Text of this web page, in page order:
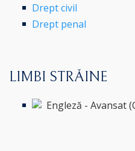
Drept civil
Drept penal
LIMBI STRĂINE
Engleză - Avansat